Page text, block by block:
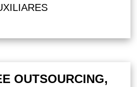
OUTSOURCING,